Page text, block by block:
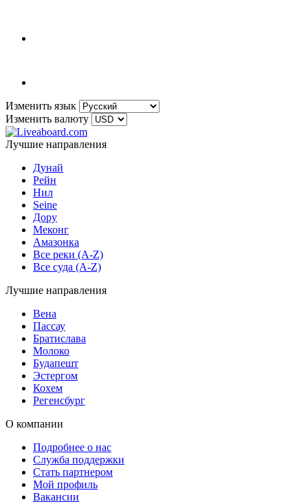
Изменить язык
Изменить валюту
Лучшие направления
Дунай
Рейн
Нил
Seine
Дору
Меконг
Амазонка
Все реки (A-Z)
Все суда (A-Z)
Лучшие направления
Вена
Пассау
Братислава
Молоко
Будапешт
Эстергом
Кохем
Регенсбург
О компании
Подробнее о нас
Служба поддержки
Стать партнером
Мой профиль
Вакансии